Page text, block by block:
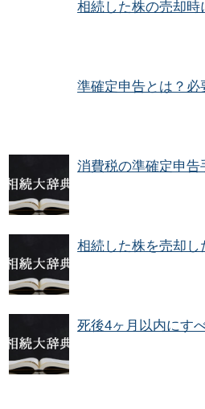
相続した株の売却
準確定申告とは？
消費税の準確定申告
相続した株を売却し
死後4ヶ月以内にす